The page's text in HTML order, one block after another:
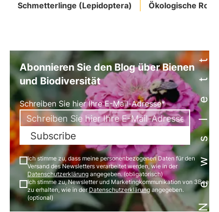
Schmetterlinge (Lepidoptera) Ökologische Rolle
Newsletter
Abonnieren Sie den Blog über Bienen
und Biodiversität
Schreiben Sie hier Ihre E-Mail-Adresse*
Subscribe
Ich stimme zu, dass meine personenbezogenen Daten für den
Versand des Newsletters verarbeitet werden, wie in der
Datenschutzerklärung angegeben. (obligatorisch)
Ich stimme zu, Newsletter und Marketingkommunikation von 3Bee
zu erhalten, wie in derDatenschutzerklärungangegeben.
(optional)